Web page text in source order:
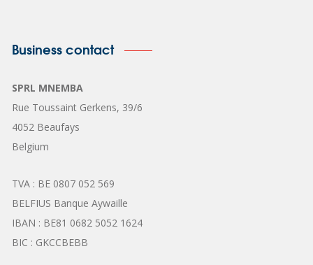
Business contact
SPRL MNEMBA
Rue Toussaint Gerkens, 39/6
4052 Beaufays
Belgium
TVA : BE 0807 052 569
BELFIUS Banque Aywaille
IBAN : BE81 0682 5052 1624
BIC : GKCCBEBB